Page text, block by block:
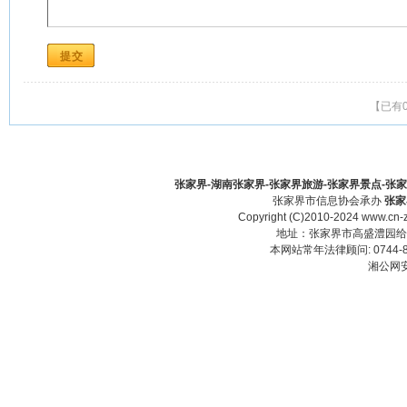
【已
张家界-湖南张家界-张家界旅游-张家界景点-张
张家界市信息协会承办 张
Copyright (C)2010-2024
地址：张家界市高盛澧园
本网站常年法律顾问:
湘公网